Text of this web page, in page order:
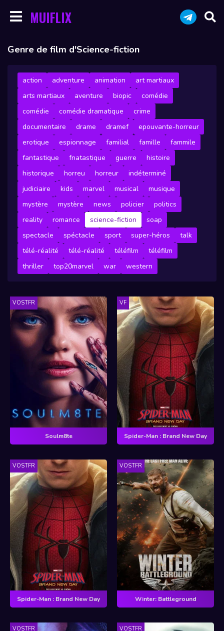
MUIFLIX
Genre de film d'Science-fiction
action adventure animation
art martiaux
arts martiaux
aventure biopic
comédie
comédie
comédie dramatique
crime
documentaire
drame dramef
epouvante-horreur
erotique
espionnage familial famille
fammile
fantastique
fnatastique guerre
histoire
historique
horreu horreur
indéterminé
judiciaire
kids marvel musical
musique
mystère
mystère news policier
politics
reality
romance science-fiction
soap
spectacle
spéctacle sport super-héros
talk
télé-réalité
télé-réalité téléfilm
téléfilm
thriller
top20marvel war western
VOSTFR
Soulm8te
VF
Spider-Man : Brand New Day
VOSTFR
Spider-Man : Brand New Day
VOSTFR
Winter: Battleground
VOSTFR VOSTFR